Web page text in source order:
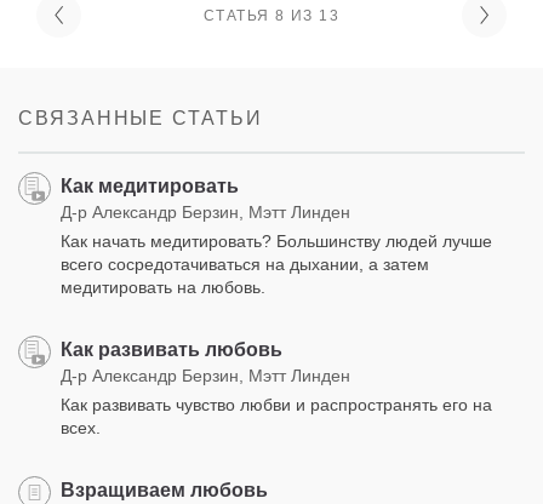
СТАТЬЯ 8 ИЗ 13
СВЯЗАННЫЕ СТАТЬИ
Как медитировать
Д-р Александр Берзин, Мэтт Линден
Как начать медитировать? Большинству людей лучше
всего сосредотачиваться на дыхании, а затем
медитировать на любовь.
Как развивать любовь
Д-р Александр Берзин, Мэтт Линден
Как развивать чувство любви и распространять его на
всех.
Взращиваем любовь